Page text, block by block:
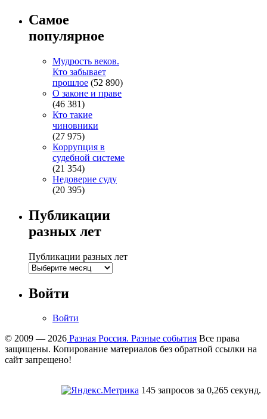
Самое
популярное
Мудрость веков.
Кто забывает
прошлое (52 890)
О законе и праве
(46 381)
Кто такие
чиновники
(27 975)
Коррупция в
судебной системе
(21 354)
Недоверие суду
(20 395)
Публикации
разных лет
Публикации разных лет
Войти
Войти
© 2009 — 2026 Разная Россия. Разные события Все права
защищены. Копирование материалов без обратной ссылки на
сайт запрещено!
145 запросов за 0,265 секунд.